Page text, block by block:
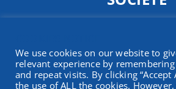
Contactez-nous
Présence
We use cookies on our website to
relevant experience by
and repeat visits. By clicking “Accept
the use of ALL the cookies.